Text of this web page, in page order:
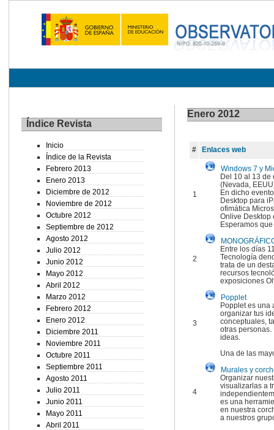
Índice Revista
Inicio
Índice de la Revista
Febrero 2013
Enero 2013
Diciembre de 2012
Noviembre de 2012
Octubre 2012
Septiembre de 2012
Agosto 2012
Julio 2012
Junio 2012
Mayo 2012
Abril 2012
Marzo 2012
Febrero 2012
Enero 2012
Diciembre 2011
Noviembre 2011
Octubre 2011
Septiembre 2011
Agosto 2011
Julio 2011
Junio 2011
Mayo 2011
Abril 2011
Enero 2012
# Enlaces web
1
Windows 7 y
Del 10 al 13 de
(Nevada,
En dicho
Desktop para
ofimática
Onlive Desktop
Esperamos
2
Entre los días
Tecnología
trata de un
recursos
exposiciones
3
Popplet
Popplet es una
organizar tus
conceptuales,
otras
ideas.
Una de las
4
Murales y
Organizar
visualizarlas a
es una
en nuestra
a nuestros